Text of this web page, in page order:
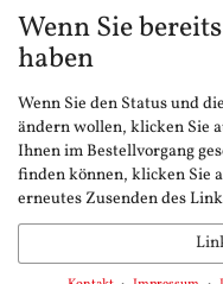
Wenn Sie
haben
Wenn Sie den Status und
ändern wollen, klicken Sie
Ihnen im Bestellvorgang
finden können, klicken Sie
erneutes Zusenden des